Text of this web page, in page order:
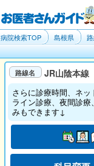
病院検索TOP 島根県
JR山陰本線
さらに診療時間、ネ
ライン診療、夜間診
みもできます↓